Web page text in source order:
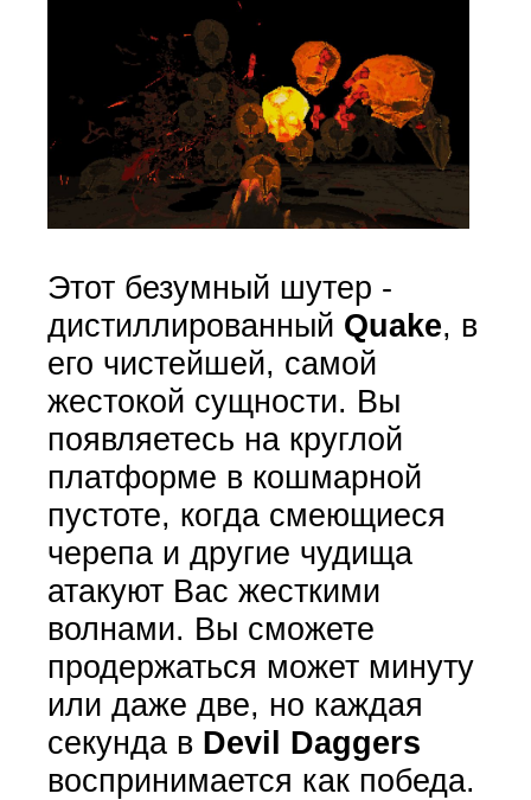
Этот безумный шутер -
дистиллированный Quake, в
его чистейшей, самой
жестокой сущности. Вы
появляетесь на круглой
платформе в кошмарной
пустоте, когда смеющиеся
черепа и другие чудища
атакуют Вас жесткими
волнами. Вы сможете
продержаться может минуту
или даже две, но каждая
секунда в Devil Daggers
воспринимается как победа.